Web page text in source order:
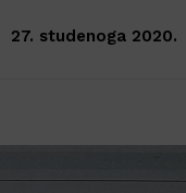
27. studenoga 2020.